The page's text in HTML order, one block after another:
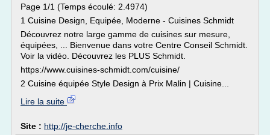
Page 1/1 (Temps écoulé: 2.4974)
1 Cuisine Design, Equipée, Moderne - Cuisines Schmidt
Découvrez notre large gamme de cuisines sur mesure,
équipées, ... Bienvenue dans votre Centre Conseil Schmidt.
Voir la vidéo. Découvrez les PLUS Schmidt.
https://www.cuisines-schmidt.com/cuisine/
2 Cuisine équipée Style Design à Prix Malin | Cuisine...
Lire la suite
Site : http://je-cherche.info